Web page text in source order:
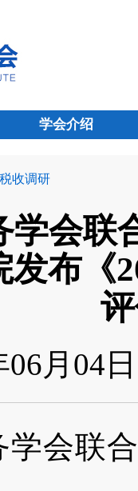
学会介绍
收调研
学会联
发布《
06月04
联合